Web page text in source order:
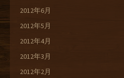
2012年6月
2012年5月
2012年4月
2012年3月
2012年2月